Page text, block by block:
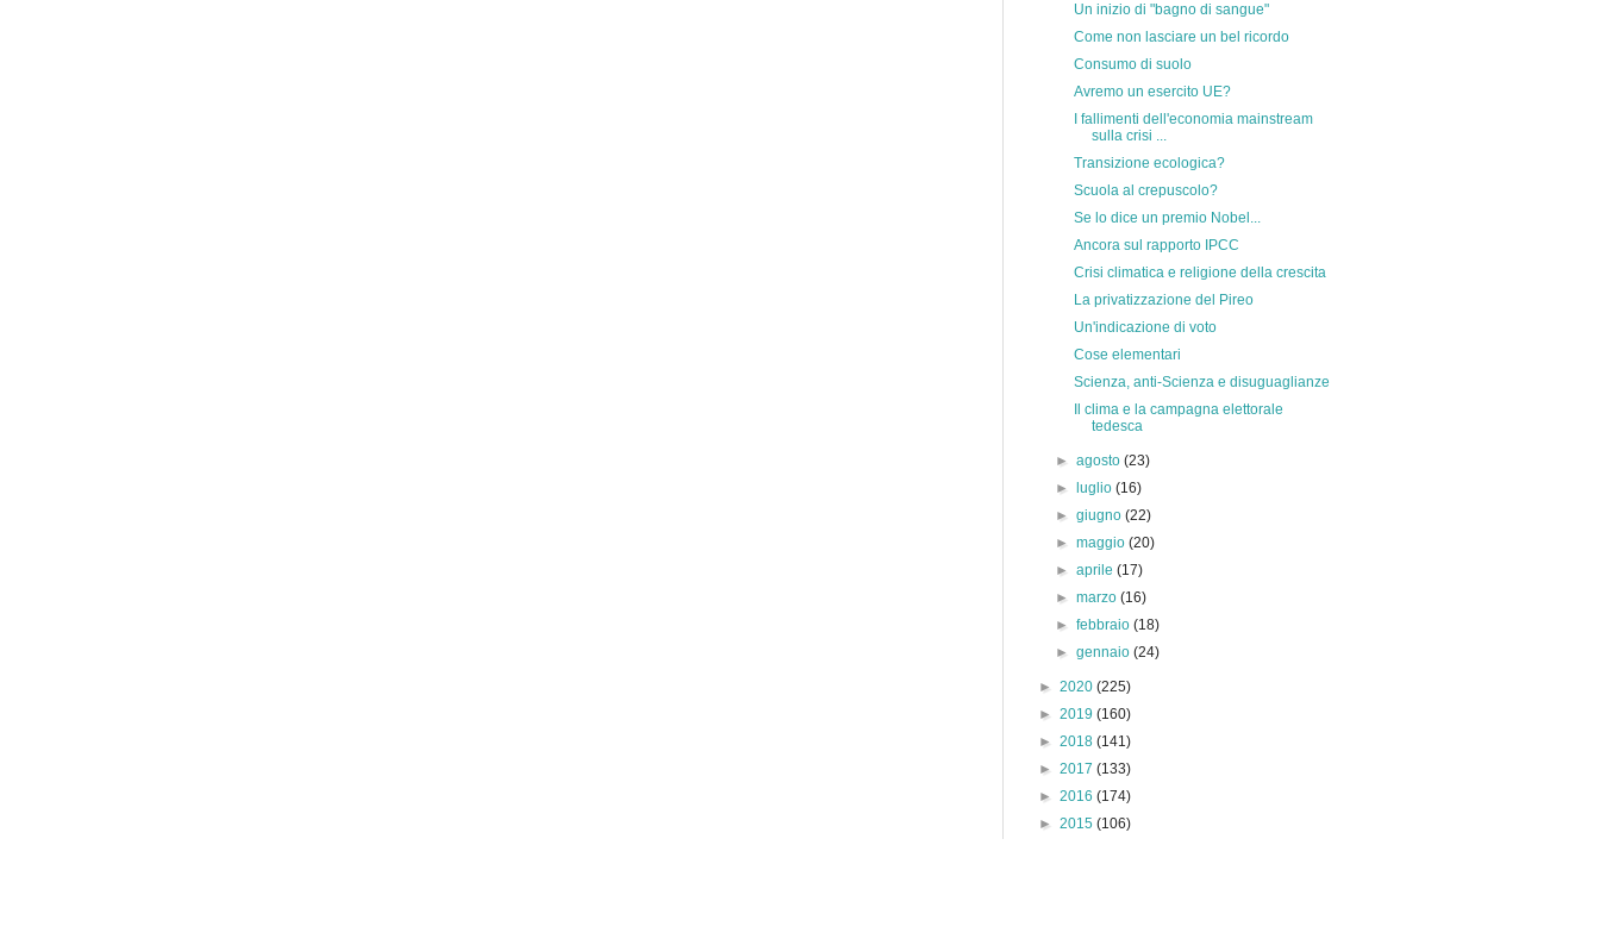
Un inizio di "bagno di sangue"
Come non lasciare un bel ricordo
Consumo di suolo
Avremo un esercito UE?
I fallimenti dell'economia mainstream
sulla crisi ...
Transizione ecologica?
Scuola al crepuscolo?
Se lo dice un premio Nobel...
Ancora sul rapporto IPCC
Crisi climatica e religione della crescita
La privatizzazione del Pireo
Un'indicazione di voto
Cose elementari
Scienza, anti-Scienza e disuguaglianze
Il clima e la campagna elettorale
tedesca
►agosto(23)
►
luglio(16)
►giugno(22)
►maggio(20)
►aprile(17)
►marzo(16)
►febbraio(18)
►gennaio(24)
► 2020 (225)
► 2019 (160)
► 2018 (141)
► 2017 (133)
► 2016 (174)
► 2015 (106)